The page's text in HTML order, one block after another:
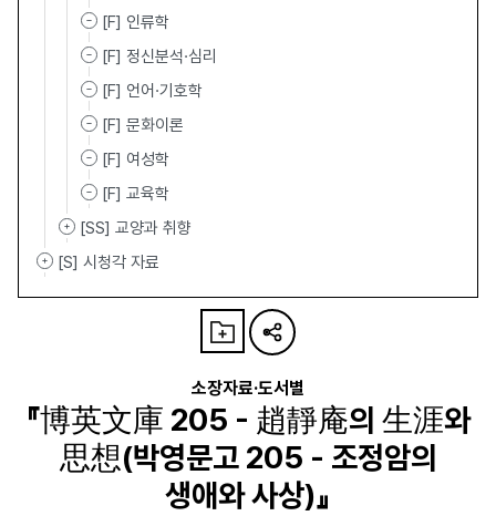
[F] 인류학
[F] 정신분석·심리
[F] 언어·기호학
[F] 문화이론
[F] 여성학
[F] 교육학
[SS] 교양과 취향
[S] 시청각 자료
소장자료·도서별
『博英文庫 205 - 趙靜庵의 生涯와
思想(박영문고 205 - 조정암의
생애와 사상)』